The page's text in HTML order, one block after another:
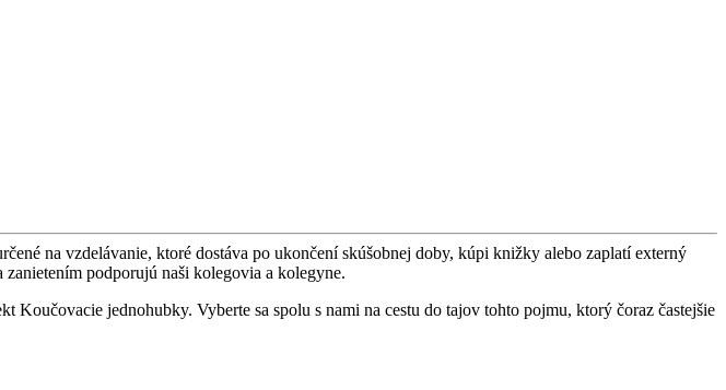
na vzdelávanie, ktoré dostáva po ukončení skúšobnej doby, kúpi knižky alebo zaplatí externý
podporujú naši kolegovia a kolegyne.
jednohubky. Vyberte sa spolu s nami na cestu do tajov tohto pojmu, ktorý čoraz častejšie